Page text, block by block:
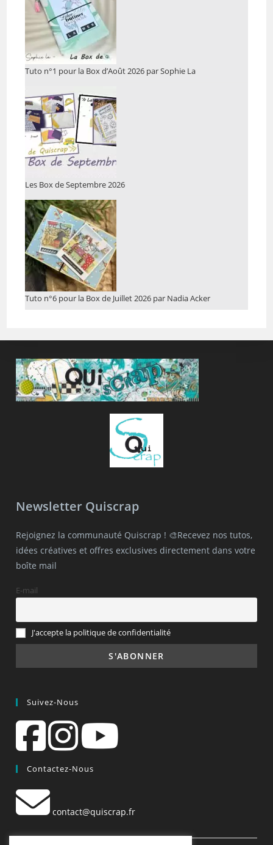
Tuto n°1 pour la Box d’Août 2026 par Sophie La
Les Box de Septembre 2026
Tuto n°6 pour la Box de Juillet 2026 par Nadia Acker
Newsletter Quiscrap
Rejoignez la communauté Quiscrap ! 🎨Recevez nos tutos,
idées créatives et offres exclusives directement dans votre
boîte mail
E-mail
J'accepte la politique de confidentialité
Suivez-Nous
Contactez-Nous
contact@quiscrap.fr